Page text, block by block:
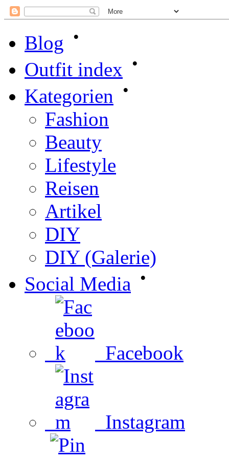
Blog •
Outfit index •
Kategorien •
Fashion
Beauty
Lifestyle
Reisen
Artikel
DIY
DIY (Galerie)
Social Media •
Facebook
Instagram